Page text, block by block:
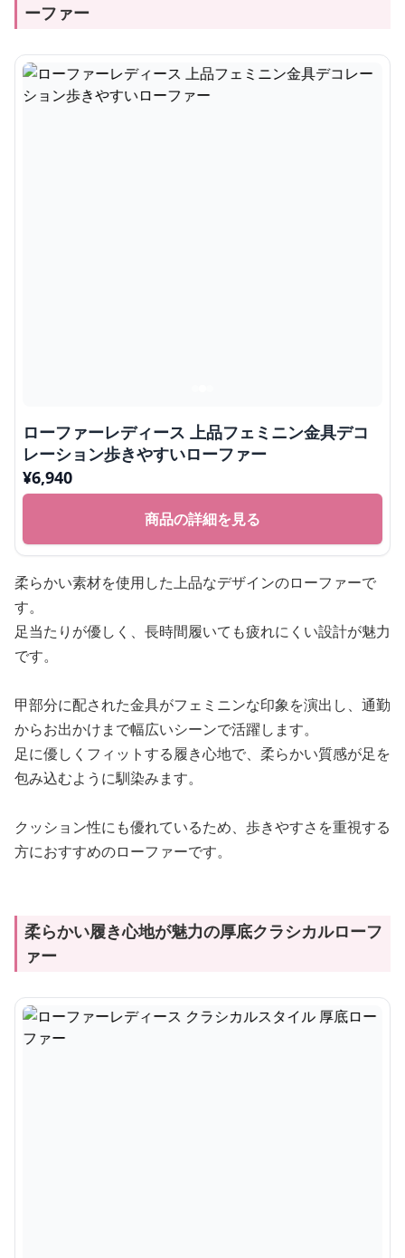
ーファー
ローファーレディース 上品フェミニン金具デコ
レーション歩きやすいローファー
¥6,940
商品の詳細を見る
柔らかい素材を使用した上品なデザインのローファーで
す。
足当たりが優しく、長時間履いても疲れにくい設計が魅力
です。
甲部分に配された金具がフェミニンな印象を演出し、通勤
からお出かけまで幅広いシーンで活躍します。
足に優しくフィットする履き心地で、柔らかい質感が足を
包み込むように馴染みます。
クッション性にも優れているため、歩きやすさを重視する
方におすすめのローファーです。
柔らかい履き心地が魅力の厚底クラシカルローフ
ァー